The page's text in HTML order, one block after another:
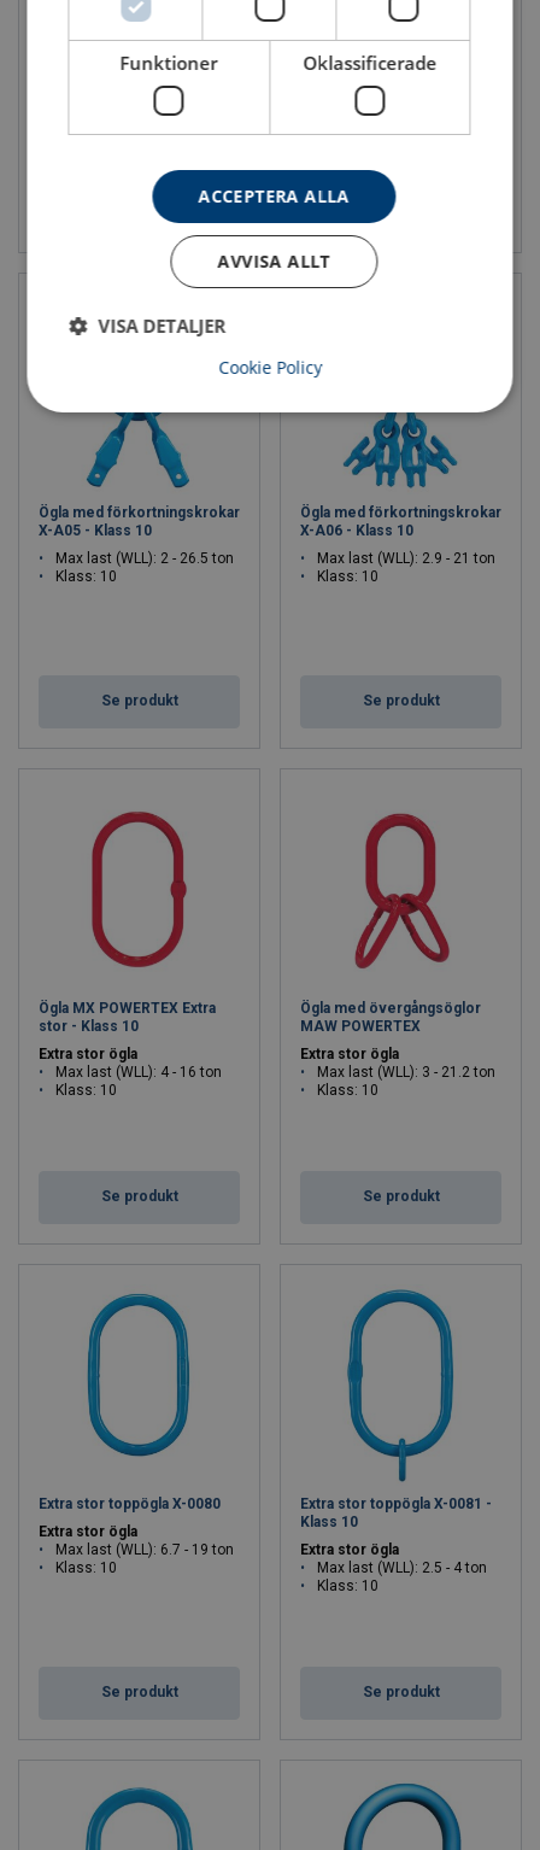
Ögla MC4 POWERTEX
Max last (WLL): 3 - 21.2 ton
Se produkt
Ögla med förkortningskrok
Max last (WLL): 1.4 - 19 ton
Se produkt
Ögla med förkortningskrokar
X-A05 - Klass 10
Max last (WLL): 2 - 26.5 ton
Klass: 10
Se produkt
Ögla med förkortningskrokar
X-A06 - Klass 10
Max last (WLL): 2.9 - 21 ton
Klass: 10
Se produkt
Ögla MX POWERTEX Extra
stor - Klass 10
Extra stor ögla
Max last (WLL): 4 - 16 ton
Klass: 10
Se produkt
Ögla med övergångsöglor
MAW POWERTEX
Extra stor ögla
Max last (WLL): 3 - 21.2 ton
Klass: 10
Se produkt
Extra stor toppögla X-0080
Extra stor ögla
Max last (WLL): 6.7 - 19 ton
Klass: 10
Se produkt
Extra stor toppögla X-0081 -
Klass 10
Extra stor ögla
Max last (WLL): 2.5 - 4 ton
Klass: 10
Se produkt
Funktioner Oklassificerade
ACCEPTERA ALLA
AVVISA ALLT
VISA DETALJER
Cookie Policy